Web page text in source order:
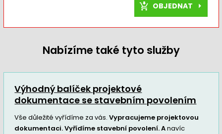
OBJEDNAT
Nabízíme také tyto služby
Výhodný balíček projektové
dokumentace se stavebním povolením
Vše důležité vyřídíme za vás.Vypracujeme projektovou
dokumentaci. Vyřídíme stavební povolení. Anavíc